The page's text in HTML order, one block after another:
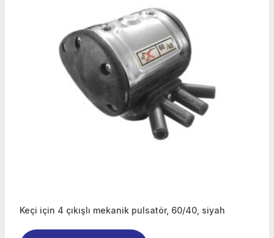
Keçi için 4 çıkışlı mekanik pulsatör, 60/40, siyah